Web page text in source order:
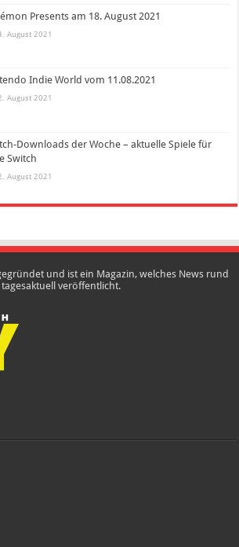
Presents am 18. August 2021
August 2021
Indie World vom 11.08.2021
August 2021
Downloads der Woche – aktuelle Spiele für
Switch
August 2021
und ist ein Magazin, welches News rund
veröffentlicht.